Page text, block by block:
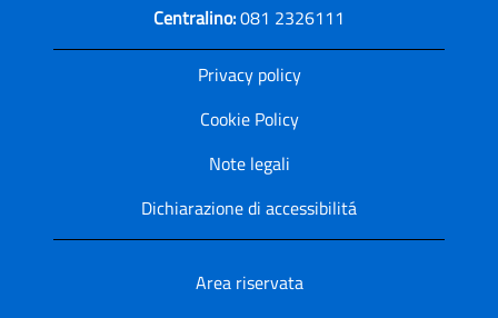
Centralino:081 2326111
Privacy policy
Cookie Policy
Note legali
Dichiarazione di accessibilitá
Area riservata